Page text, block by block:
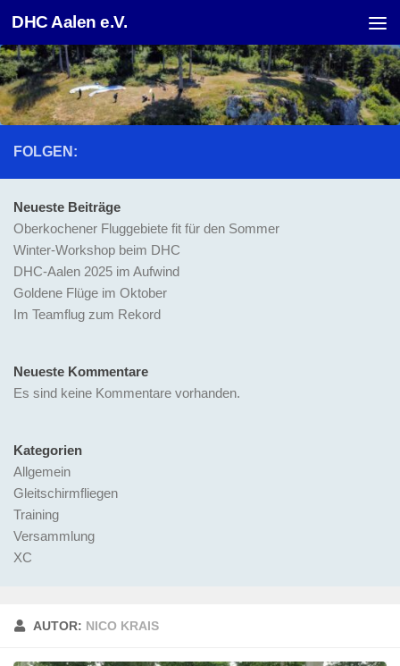
Unter dem Inhalt
DHC Aalen e.V.
AUTOR: NICO KRAIS
FOLGEN:
Neueste Beiträge
Oberkochener Fluggebiete fit für den Sommer
Winter-Workshop beim DHC
DHC-Aalen 2025 im Aufwind
Goldene Flüge im Oktober
Im Teamflug zum Rekord
Neueste Kommentare
Es sind keine Kommentare vorhanden.
Kategorien
Allgemein
Gleitschirmfliegen
Training
Versammlung
XC